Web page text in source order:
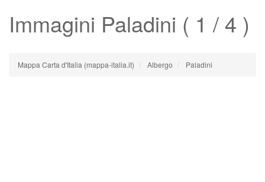
Immagini Paladini ( 1 / 4 )
Mappa Carta d'Italia (mappa-italia.it) Albergo Paladini